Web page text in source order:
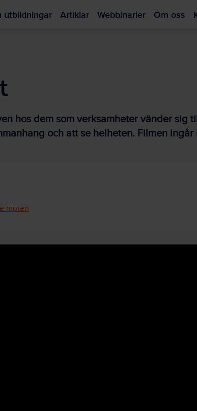
utbildningar Artiklar Webbinarier Om oss
hos dem som verksamheter vänder sig
och att se helheten. Filmen
möten